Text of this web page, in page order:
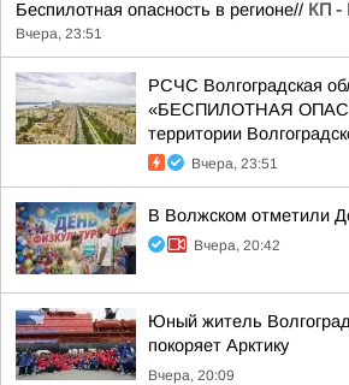
Беспилотная опасность в регионе// КП -
Вчера, 23:51
РСЧС Волгоградская
«БЕСПИЛОТНАЯ
территории
Вчера, 23:51
В Волжском отметили
Вчера, 20:42
Юный житель
покоряет Арктику
Вчера, 20:09